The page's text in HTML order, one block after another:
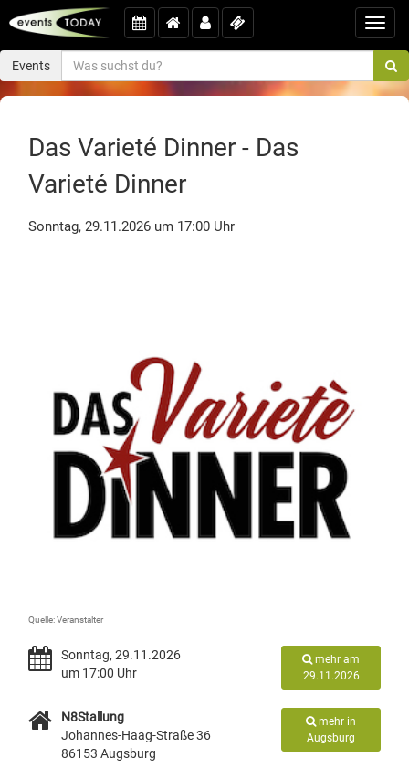
Events
Das Varieté Dinner - Das
Varieté Dinner
Sonntag, 29.11.2026 um 17:00 Uhr
Quelle: Veranstalter
Sonntag, 29.11.2026
um 17:00 Uhr
mehr am
29.11.2026
N8Stallung
Johannes-Haag-Straße 36
86153 Augsburg
mehr in
Augsburg